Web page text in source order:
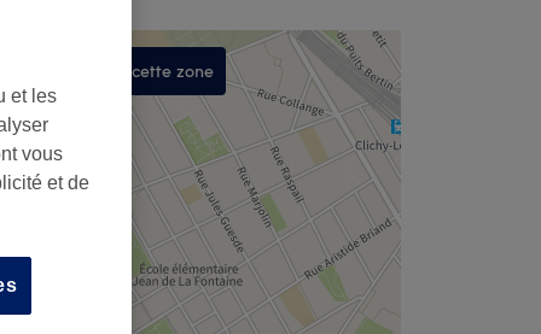
Rechercher dans cette zone
et les
vous
et de